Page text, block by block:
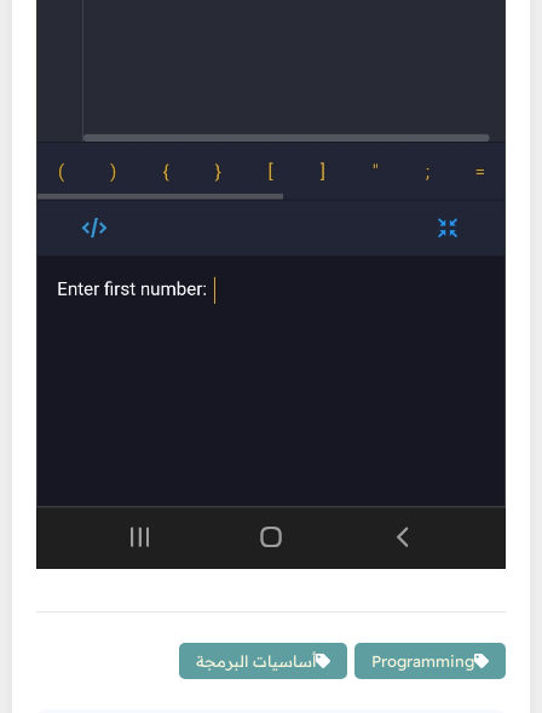
Programming أساسيات البرمجة